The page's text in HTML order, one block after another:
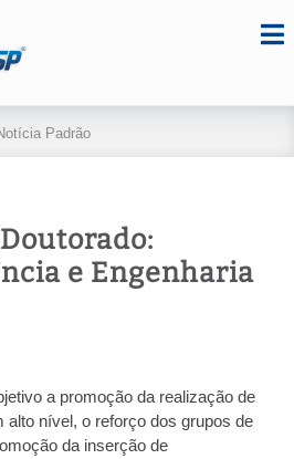
Padrão
e Engenharia
a promoção da realização de
alto nível, o reforço dos grupos de
da inserção de